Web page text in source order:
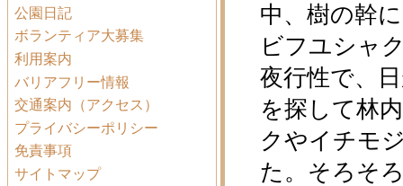
公園日記
ボランティア大募集
利用案内
バリアフリー情報
交通案内（アクセス）
プライバシーポリシー
免責事項
サイトマップ
中、樹の幹
ビフユシャ
夜行性で、
を探して林
クやイチモ
た。そろそ